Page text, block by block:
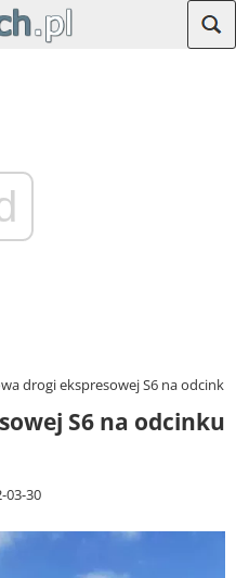
drogi ekspresowej S6 na
S6 na odcinku
03-30